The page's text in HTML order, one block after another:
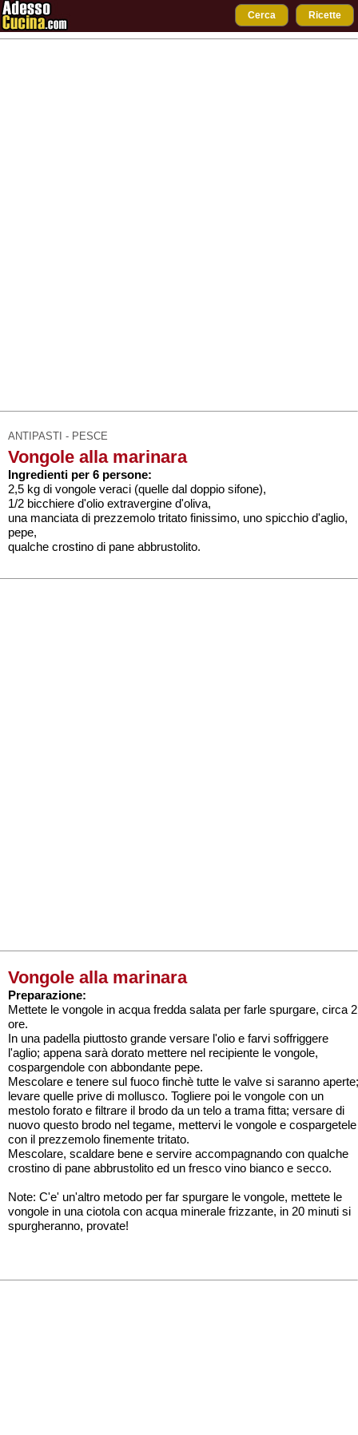
Cerca Ricette
ANTIPASTI - PESCE
Vongole alla marinara
Ingredienti per 6 persone:
2,5 kg di vongole veraci (quelle dal doppio sifone),
1/2 bicchiere d'olio extravergine d'oliva,
una manciata di prezzemolo tritato finissimo, uno spicchio d'aglio,
pepe,
qualche crostino di pane abbrustolito.
Vongole alla marinara
Preparazione:
Mettete le vongole in acqua fredda salata per farle spurgare, circa 2
ore.
In una padella piuttosto grande versare l'olio e farvi soffriggere
l'aglio; appena sarà dorato mettere nel recipiente le vongole,
cospargendole con abbondante pepe.
Mescolare e tenere sul fuoco finchè tutte le valve si saranno aperte;
levare quelle prive di mollusco. Togliere poi le vongole con un
mestolo forato e filtrare il brodo da un telo a trama fitta; versare di
nuovo questo brodo nel tegame, mettervi le vongole e cospargetele
con il prezzemolo finemente tritato.
Mescolare, scaldare bene e servire accompagnando con qualche
crostino di pane abbrustolito ed un fresco vino bianco e secco.
Note: C'e' un'altro metodo per far spurgare le vongole, mettete le
vongole in una ciotola con acqua minerale frizzante, in 20 minuti si
spurgheranno, provate!